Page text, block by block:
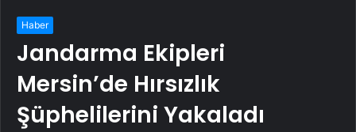
Haber
Jandarma Ekipleri
Mersin’de Hırsızlık
Şüphelilerini Yakaladı